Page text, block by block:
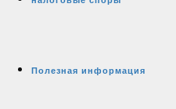
Полезная информация